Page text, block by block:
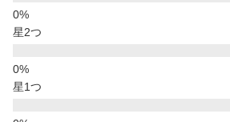
星2つ
星1つ